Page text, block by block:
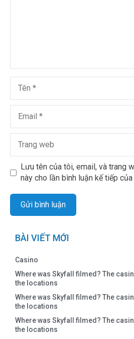
Lưu tên của tôi, email, và trang
này cho lần bình luận kế tiếp của
BÀI VIẾT MỚI
Casino
Where was Skyfall filmed? The
the locations
Where was Skyfall filmed? The
the locations
Where was Skyfall filmed? The
the locations